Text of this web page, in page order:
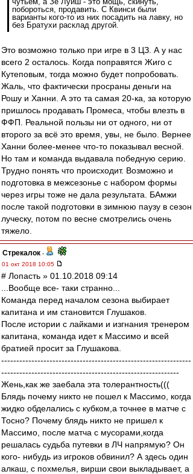
побороться, продавить. С Квинси были
варианты кого-то из них посадить на лавку, но
без Братухи расклад другой.
Это возможно только при игре в 3 ЦЗ. А у нас
всего 2 осталось. Когда поправятся Жиго с
Кутеповым, тогда можно будет попробовать.
Жаль, что фактически просраны деньги на
Рошу и Ханни. А это та самая 20-ка, за которую
пришлось продавать Промеса, чтобы влезть в
ФФП. Реальной пользы ни от одного, ни от
второго за всё это время, увы, не было. Вернее
Ханни более-менее что-то показывал весной.
Но там и команда выдавала победную серию.
Трудно понять что происходит. Возможно и
подготовка в межсезонье с набором формы
через игры тоже не дала результата. БАмжи
после такой подготовки в зимнюю паузу в сезон
луческу, потом по весне смотрелись очень
тяжело.
Стрекалок -
01 окт 2018 10:05
# Лопасть » 01.10.2018 09:14
...Вообще все- таки странно...
Команда перед началом сезона выбирает
капитана и им становится Глушаков.
После истории с лайками и изгнания тренером
капитана, команда идет к Массимо и всей
братией просит за Глушакова.
---------------------------------------------------------------
-----------------------------------------------------------
Жень,как же заебала эта толерантность(((
Блядь почему никто не пошел к Массимо, когда
жидко обделались с кубком,а точнее в матче с
Тосно? Почему блядь никто не пришел к
Массимо, после матча с мусорами,когда
решалась судьба путевки в ЛЧ напрямую? Он
кого- нибудь из игроков обвинил? А здесь один
алкаш, с похмелья, вирши свои выкладывает, а